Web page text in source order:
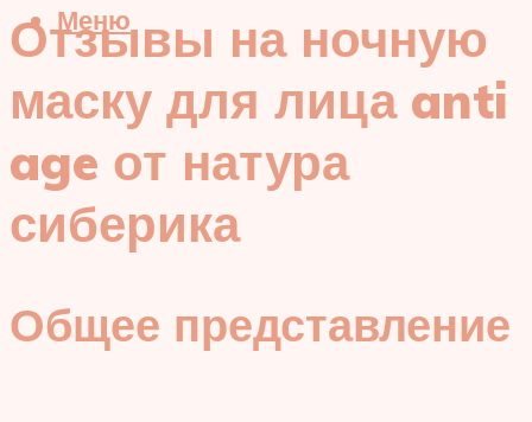
Меню
Отзывы на ночную
маску для лица anti
age от натура
сиберика
Общее представление